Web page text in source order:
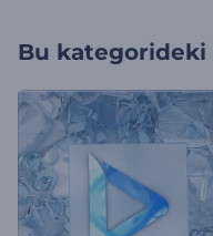
Bu kategorideki